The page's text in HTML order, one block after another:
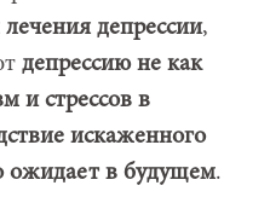
депрессии,
депрессию не как
и стрессов в
искаженного
ожидает в будущем.